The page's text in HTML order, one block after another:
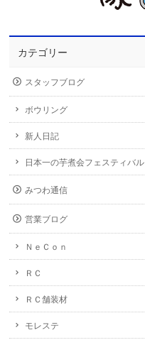
カテゴリー
スタッフブログ
ボウリング
新人日記
日本一の芋煮会フェスティバル
みつわ通信
営業ブログ
ＮｅＣｏｎ
ＲＣ
ＲＣ舗装材
モレステ